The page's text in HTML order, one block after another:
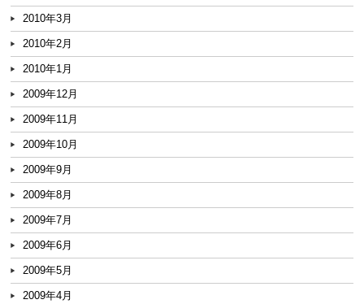
2010年3月
2010年2月
2010年1月
2009年12月
2009年11月
2009年10月
2009年9月
2009年8月
2009年7月
2009年6月
2009年5月
2009年4月